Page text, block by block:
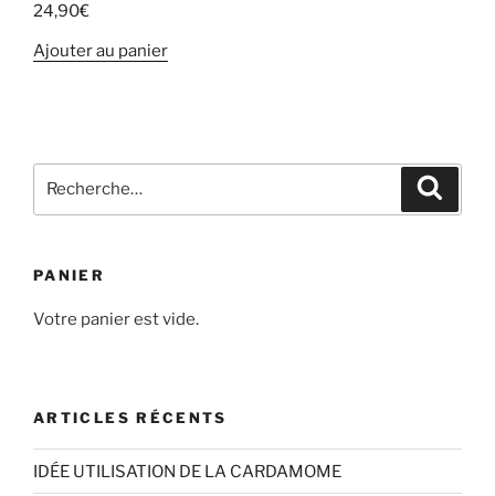
24,90€
Ajouter au panier
pour
PANIER
Votre panier est vide.
ARTICLES RÉCENTS
IDÉE UTILISATION DE LA CARDAMOME